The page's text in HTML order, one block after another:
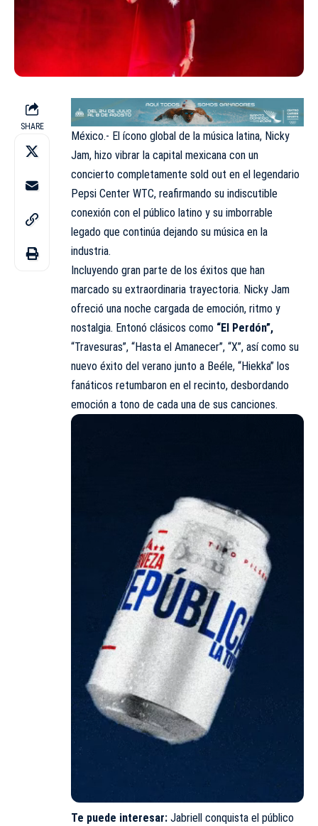
SHARE
México.- El ícono global de la música latina, Nicky
Jam, hizo vibrar la capital mexicana con un
concierto completamente sold out en el legendario
Pepsi Center WTC, reafirmando su indiscutible
conexión con el público latino y su imborrable
legado que continúa dejando su música en la
industria.
Incluyendo gran parte de los éxitos que han
marcado su extraordinaria trayectoria. Nicky Jam
ofreció una noche cargada de emoción, ritmo y
nostalgia. Entonó clásicos como “El Perdón”,
“Travesuras”, “Hasta el Amanecer”, “X”, así como su
nuevo éxito del verano junto a Beéle, “Hiekka” los
fanáticos retumbaron en el recinto, desbordando
emoción a tono de cada una de sus canciones.
Te puede interesar: Jabriell conquista el público